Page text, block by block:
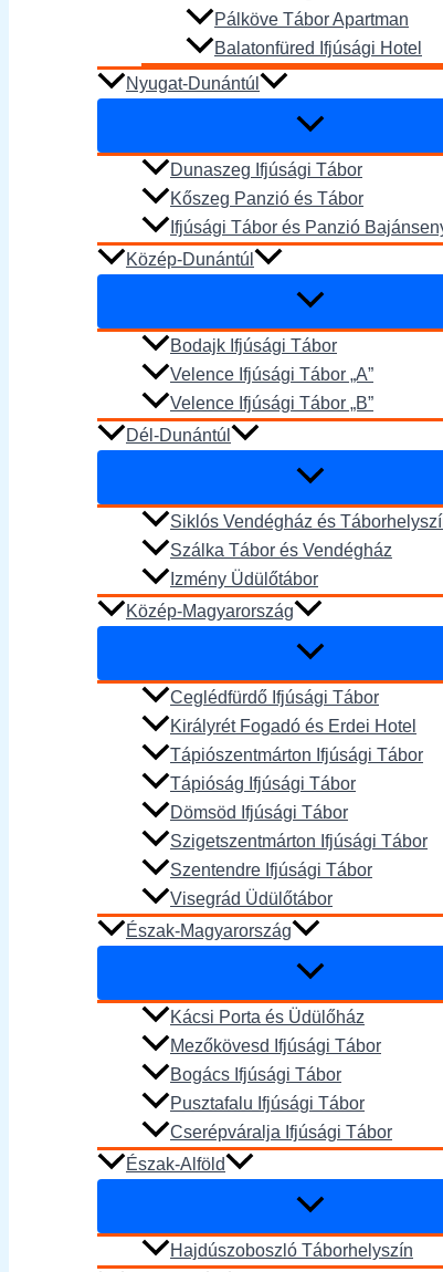
Pálköve Tábor Apartman
Balatonfüred Ifjúsági Hotel
Nyugat-Dunántúl
Dunaszeg Ifjúsági Tábor
Kőszeg Panzió és Tábor
Ifjúsági Tábor és Panzió
Közép-Dunántúl
Bodajk Ifjúsági Tábor
Velence Ifjúsági Tábor „A”
Velence Ifjúsági Tábor „B”
Dél-Dunántúl
Siklós Vendégház és
Szálka Tábor és Vendégház
Izmény Üdülőtábor
Közép-Magyarország
Ceglédfürdő Ifjúsági Tábor
Királyrét Fogadó és Erdei Hotel
Tápiószentmárton Ifjúsági Tábor
Tápióság Ifjúsági Tábor
Dömsöd Ifjúsági Tábor
Szigetszentmárton Ifjúsági Tábor
Szentendre Ifjúsági Tábor
Visegrád Üdülőtábor
Észak-Magyarország
Kácsi Porta és Üdülőház
Mezőkövesd Ifjúsági Tábor
Bogács Ifjúsági Tábor
Pusztafalu Ifjúsági Tábor
Cserépváralja Ifjúsági Tábor
Észak-Alföld
Hajdúszoboszló Táborhelyszín